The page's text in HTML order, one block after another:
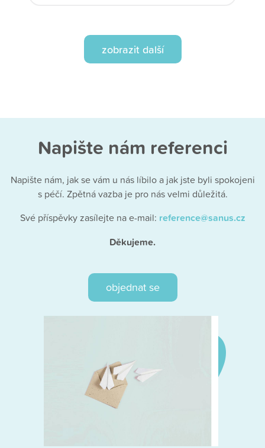
zobrazit další
Napište nám referenci
Napište nám, jak se vám u nás líbilo a jak jste byli spokojeni
s péčí. Zpětná vazba je pro nás velmi důležitá.
Své příspěvky zasílejte na e-mail: reference@sanus.cz
Děkujeme.
objednat se